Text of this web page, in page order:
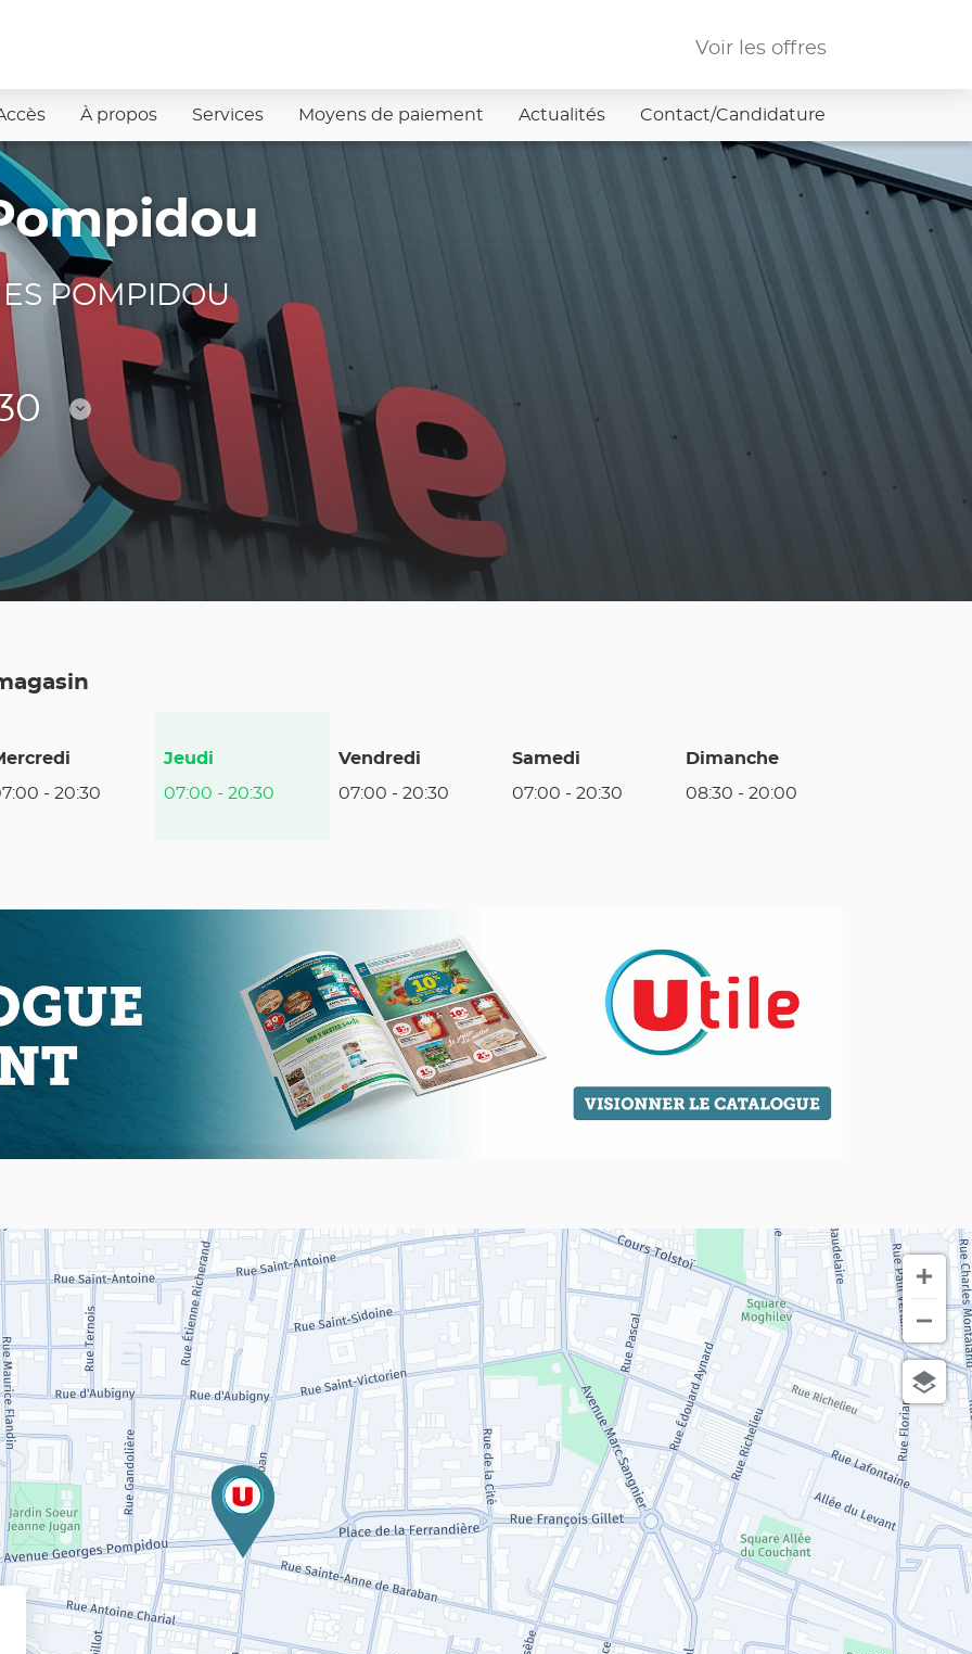
Voir les offres
À propos Services Moyens de paiement Actualités Contact/Candidature
POMPIDOU
Consulter
les
horaires
-20:30
Horaires
Jeudi
07:00 -20:30
Vendredi
07:00 - 20:30
Samedi
07:00 - 20:30
Dimanche
08:30 - 20:00